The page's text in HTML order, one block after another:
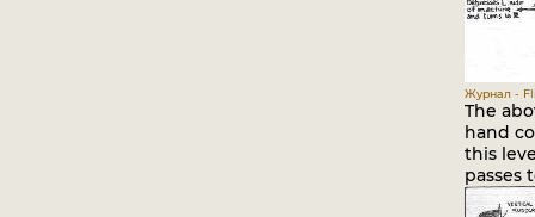
Журнал -
The
hand
this
passes